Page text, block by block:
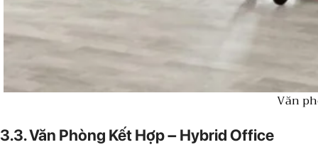
Văn
3.3. Văn Phòng Kết Hợp – Hybrid Office